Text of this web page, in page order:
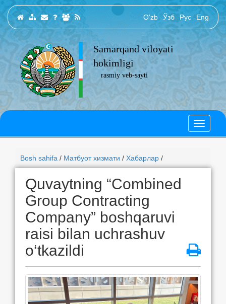
O‘zb Ўзб Рус Eng
Samarqand viloyati
hokimligi
rasmiy veb-sayti
Bosh sahifa / Матбуот хизмати / Хабарлар /
Quvaytning “Combined
Group Contracting
Company” boshqaruvi
raisi bilan uchrashuv
o‘tkazildi